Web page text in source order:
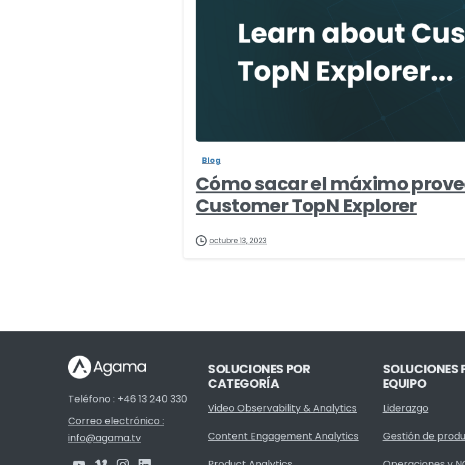
Blog
Cómo sacar el máximo
Customer TopN Explorer
octubre 13, 2023
Teléfono : +46 13 240 330
Correo electrónico :
info@agama.tv
SOLUCIONES POR
CATEGORÍA
Video Observability & Analytics
Content Engagement Analytics
SOLUCIONES
EQUIPO
Liderazgo
Gestión de